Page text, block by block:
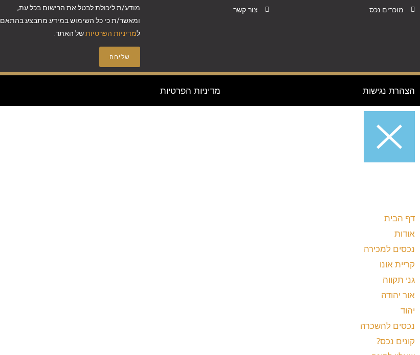
מוכרים נכס
צור קשר
מודע/ת ליכולת לבטל את הרישום בכל עת,
ומאשר/ת כי כל השימוש במידע מתבצע בהתאם
למדיניות הפרטיותשל האתר.
שליחה
הצהרת נגישות מדיניות הפרטיות
דף הבית
אודות
נכסים למכירה
קריית אונו
גני תקווה
אור יהודה
יהוד
נכסים להשכרה
קונים נכס?